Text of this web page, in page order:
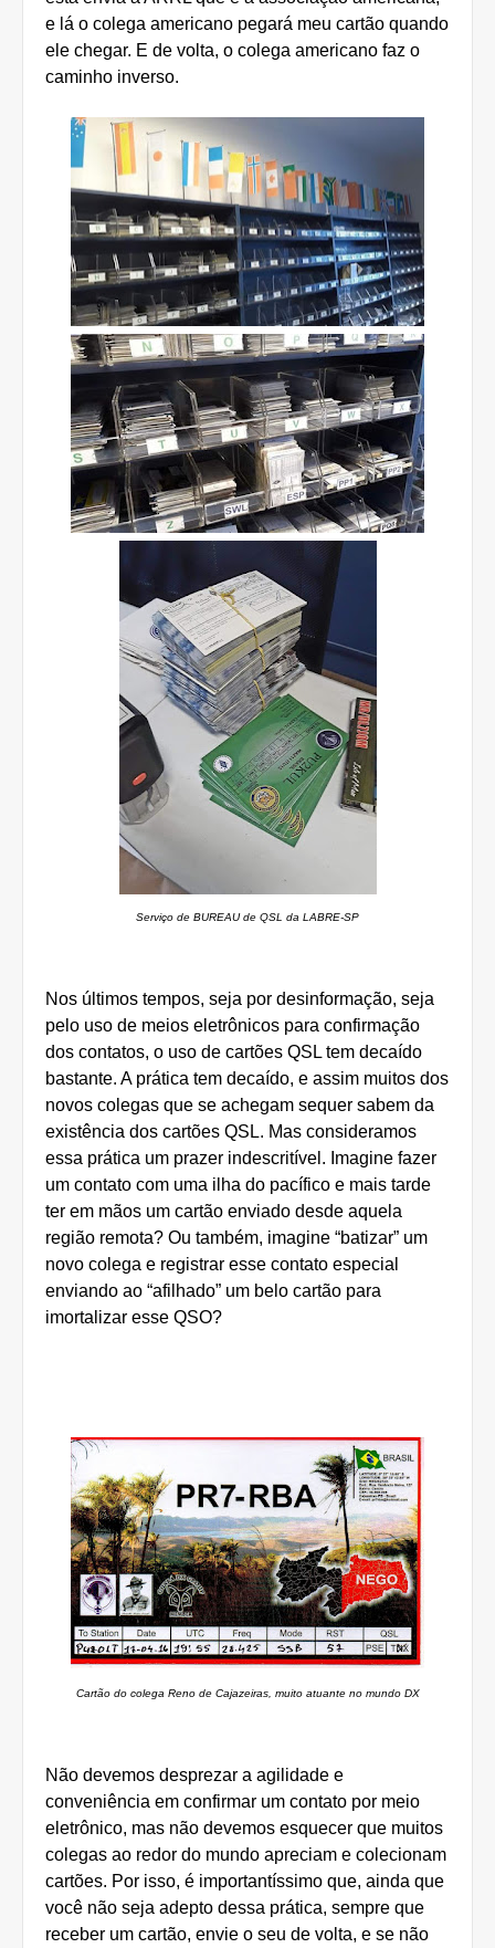
e lá o colega americano pegará meu cartão quando
ele chegar. E de volta, o colega americano faz o
caminho inverso.
Serviço de BUREAU de QSL da LABRE-SP
Nos últimos tempos, seja por desinformação, seja
pelo uso de meios eletrônicos para confirmação
dos contatos, o uso de cartões QSL tem decaído
bastante. A prática tem decaído, e assim muitos dos
novos colegas que se achegam sequer sabem da
existência dos cartões QSL. Mas consideramos
essa prática um prazer indescritível. Imagine fazer
um contato com uma ilha do pacífico e mais tarde
ter em mãos um cartão enviado desde aquela
região remota? Ou também, imagine “batizar” um
novo colega e registrar esse contato especial
enviando ao “afilhado” um belo cartão para
imortalizar esse QSO?
Cartão do colega Reno de Cajazeiras, muito atuante no mundo DX
Não devemos desprezar a agilidade e
conveniência em confirmar um contato por meio
eletrônico, mas não devemos esquecer que muitos
colegas ao redor do mundo apreciam e colecionam
cartões. Por isso, é importantíssimo que, ainda que
você não seja adepto dessa prática, sempre que
receber um cartão, envie o seu de volta, e se não